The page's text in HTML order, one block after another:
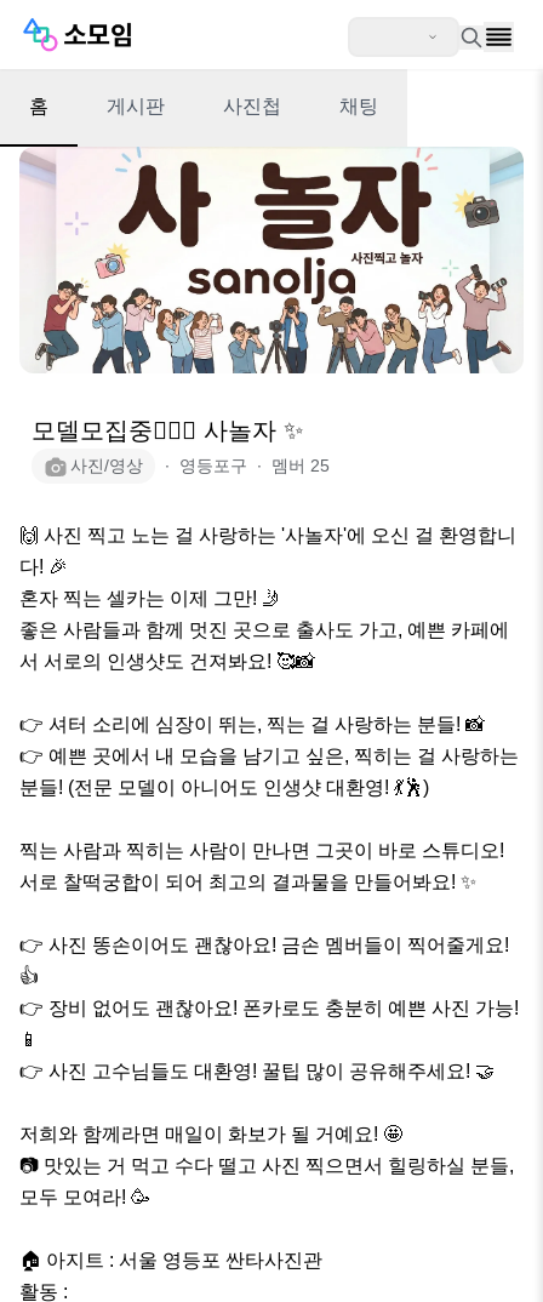
홈 게시판 사진첩 채팅
모델모집중👯‍♀️✨ 사놀자 ✨
사진/영상 ∙ 영등포구 ∙ 멤버 25
​🙌 사진 찍고 노는 걸 사랑하는 '사놀자'에 오신 걸 환영합니
다! 🎉
​혼자 찍는 셀카는 이제 그만! 🤳
좋은 사람들과 함께 멋진 곳으로 출사도 가고, 예쁜 카페에
서 서로의 인생샷도 건져봐요! 🥰📸
​👉 셔터 소리에 심장이 뛰는, 찍는 걸 사랑하는 분들! 📸
👉 예쁜 곳에서 내 모습을 남기고 싶은, 찍히는 걸 사랑하는
분들! (전문 모델이 아니어도 인생샷 대환영! 💃🕺)
​찍는 사람과 찍히는 사람이 만나면 그곳이 바로 스튜디오!
서로 찰떡궁합이 되어 최고의 결과물을 만들어봐요! ✨
​👉 사진 똥손이어도 괜찮아요! 금손 멤버들이 찍어줄게요!
👍
👉 장비 없어도 괜찮아요! 폰카로도 충분히 예쁜 사진 가능!
📱
👉 사진 고수님들도 대환영! 꿀팁 많이 공유해주세요! 🤝
​저희와 함께라면 매일이 화보가 될 거예요! 🤩
📷 맛있는 거 먹고 수다 떨고 사진 찍으면서 힐링하실 분들,
모두 모여라! 🥳
​🏠 아지트 : 서울 영등포 싼타사진관
​활동 :